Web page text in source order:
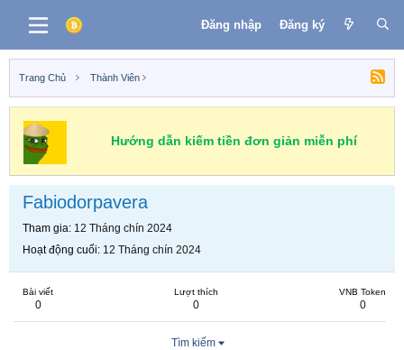
Đăng nhập Đăng ký
Trang Chủ Thành Viên
Hướng dẫn kiếm tiền đơn giản miễn phí
Fabiodorpavera
Tham gia 12 Tháng chín 2024
Hoạt động cuối 12 Tháng chín 2024
Bài viết
0
Lượt thích
0
VNB Token
0
Tìm kiếm